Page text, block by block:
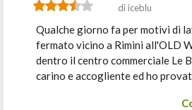
di iceblu
Qualche giorno fa per motivi di
fermato vicino a Rimini all'OLD
dentro il centro commerciale Le
carino e accogliente ed ho